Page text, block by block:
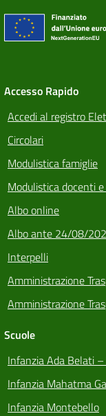
Accesso Rapido
Accedi al registro
Circolari
Modulistica famiglie
Modulistica docenti e
Albo online
Albo ante 24/08/
Interpelli
Amministrazione
Amministrazione
Scuole
Infanzia Ada Belati –
Infanzia Mahatma
Infanzia Montebello